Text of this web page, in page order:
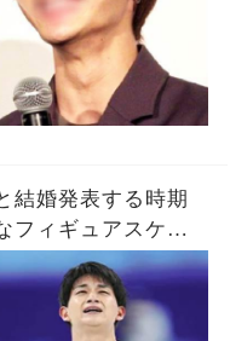
結婚発表する時期
フィギュアスケー
う...